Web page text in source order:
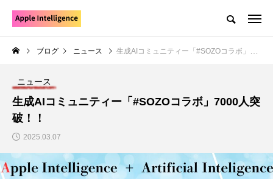
ブログ ニュース 生成AIコミュニティー「#SOZOコラボ」7000人突破！！
ニュース
生成AIコミュニティー「#SOZOコラボ」7000人突
破！！
2025.03.07